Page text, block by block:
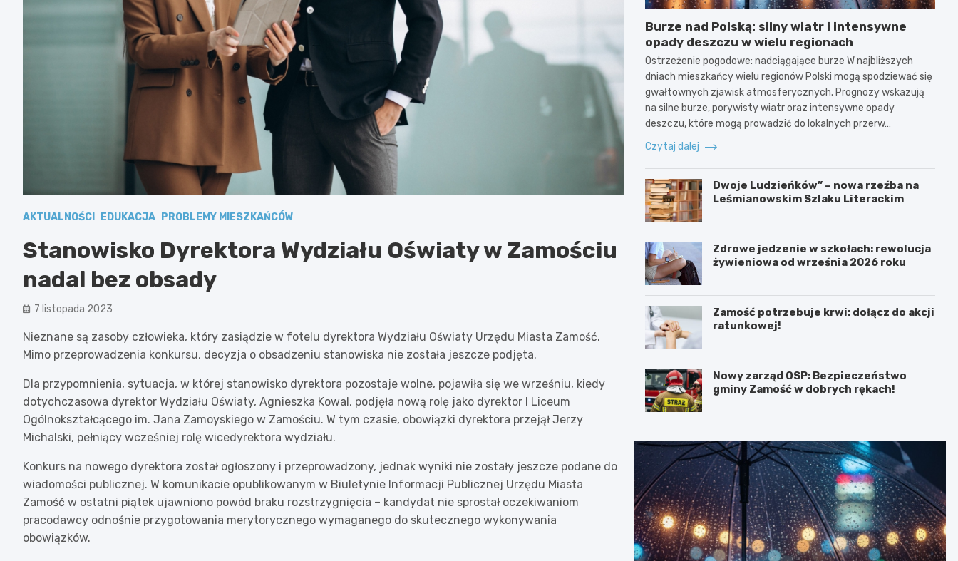
AKTUALNOŚCI EDUKACJA PROBLEMY MIESZKAŃCÓW
Stanowisko Dyrektora Wydziału Oświaty w Zamościu
nadal bez obsady
7 listopada 2023
Nieznane są zasoby człowieka, który zasiądzie w fotelu dyrektora Wydziału Oświaty Urzędu Miasta Zamość.
Mimo przeprowadzenia konkursu, decyzja o obsadzeniu stanowiska nie została jeszcze podjęta.
Dla przypomnienia, sytuacja, w której stanowisko dyrektora pozostaje wolne, pojawiła się we wrześniu, kiedy
dotychczasowa dyrektor Wydziału Oświaty, Agnieszka Kowal, podjęła nową rolę jako dyrektor I Liceum
Ogólnokształcącego im. Jana Zamoyskiego w Zamościu. W tym czasie, obowiązki dyrektora przejął Jerzy
Michalski, pełniący wcześniej rolę wicedyrektora wydziału.
Konkurs na nowego dyrektora został ogłoszony i przeprowadzony, jednak wyniki nie zostały jeszcze podane do
wiadomości publicznej. W komunikacie opublikowanym w Biuletynie Informacji Publicznej Urzędu Miasta
Zamość w ostatni piątek ujawniono powód braku rozstrzygnięcia – kandydat nie sprostał oczekiwaniom
pracodawcy odnośnie przygotowania merytorycznego wymaganego do skutecznego wykonywania
obowiązków.
Burze nad Polską: silny wiatr i intensywne
opady deszczu w wielu regionach
Ostrzeżenie pogodowe: nadciągające burze W najbliższych
dniach mieszkańcy wielu regionów Polski mogą spodziewać się
gwałtownych zjawisk atmosferycznych. Prognozy wskazują
na silne burze, porywisty wiatr oraz intensywne opady
deszczu, które mogą prowadzić do lokalnych przerw…
Czytaj dalej
Dwoje Ludzieńków” – nowa rzeźba na
Leśmianowskim Szlaku Literackim
Zdrowe jedzenie w szkołach: rewolucja
żywieniowa od września 2026 roku
Zamość potrzebuje krwi: dołącz do akcji
ratunkowej!
Nowy zarząd OSP: Bezpieczeństwo
gminy Zamość w dobrych rękach!